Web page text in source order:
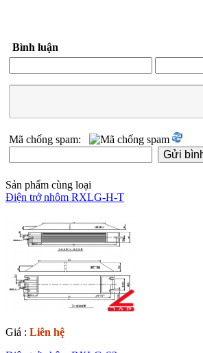
Bình luận
Mã chống spam:
Sản phẩm cùng loại
Điện trở nhôm RXLG-H-T
Giá : Liên hệ